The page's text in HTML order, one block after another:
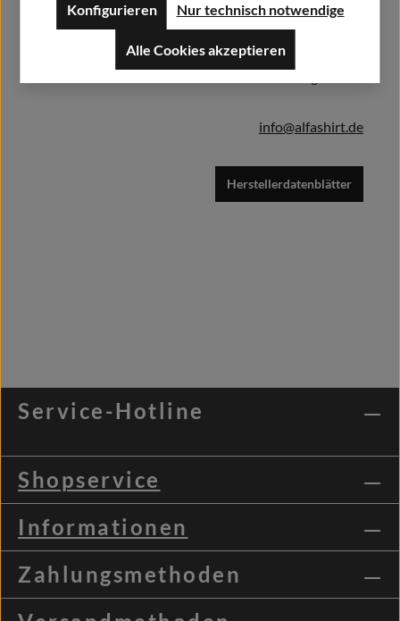
Alfa GmbH / Alfashirt
Weisweilerstr.20-22
info@alfashirt.de
Herstellerdatenblätter
Service-Hotline
Shopservice
Informationen
Zahlungsmethoden
Nur technisch notwendige
Konfigurieren
Alle Cookies akzeptieren